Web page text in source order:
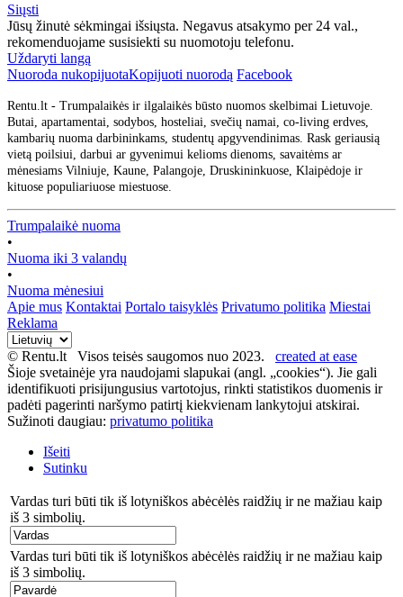
Siųsti
Jūsų žinutė sėkmingai išsiųsta. Negavus atsakymo per 24 val.,
rekomenduojame susisiekti su nuomotoju telefonu.
Uždaryti langą
Nuoroda nukopijuotaKopijuoti nuorodą Facebook
Rentu.lt - Trumpalaikės ir ilgalaikės būsto nuomos skelbimai Lietuvoje.
Butai, apartamentai, sodybos, hosteliai, svečių namai, co-living erdves,
kambarių nuoma darbininkams, studentų apgyvendinimas. Rask geriausią
vietą poilsiui, darbui ar gyvenimui kelioms dienoms, savaitėms ar
mėnesiams Vilniuje, Kaune, Palangoje, Druskininkuose, Klaipėdoje ir
kituose populiariuose miestuose.
Trumpalaikė nuoma
•
Nuoma iki 3 valandų
•
Nuoma mėnesiui
Apie mus Kontaktai Portalo taisyklės Privatumo politika Miestai
Reklama
© Rentu.lt Visos teisės saugomos nuo 2023. created at ease
Šioje svetainėje yra naudojami slapukai (angl. „cookies“). Jie gali
identifikuoti prisijungusius vartotojus, rinkti statistikos duomenis ir
padėti pagerinti naršymo patirtį kiekvienam lankytojui atskirai.
Sužinoti daugiau: privatumo politika
Išeiti
Sutinku
Vardas turi būti tik iš lotyniškos abėcėlės raidžių ir ne mažiau kaip
iš 3 simbolių.
Vardas turi būti tik iš lotyniškos abėcėlės raidžių ir ne mažiau kaip
iš 3 simbolių.